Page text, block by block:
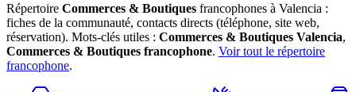
Répertoire Commerces & Boutiques francophones à Valencia :
fiches de la communauté, contacts directs (téléphone, site web,
réservation). Mots-clés utiles : Commerces & Boutiques Valencia,
Commerces & Boutiques francophone. Voir tout le répertoire
francophone.